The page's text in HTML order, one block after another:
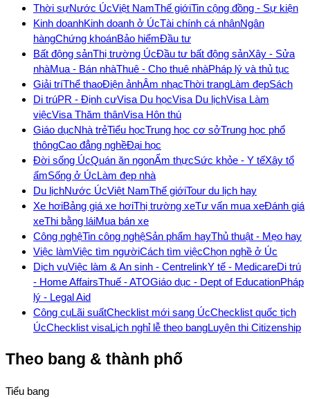
Thời sựNước ÚcViệt NamThế giớiTin cộng đồng - Sự kiện
Kinh doanhKinh doanh ở ÚcTài chính cá nhânNgân
hàngChứng khoánBảo hiểmĐầu tư
Bất động sảnThị trường ÚcĐầu tư bất động sảnXây - Sửa
nhàMua - Bán nhàThuê - Cho thuê nhàPháp lý và thủ tục
Giải tríThể thaoĐiện ảnhÂm nhạcThời trangLàm đẹpSách
Di trúPR - Định cưVisa Du họcVisa Du lịchVisa Làm
việcVisa Thăm thânVisa Hôn thú
Giáo dụcNhà trẻTiểu họcTrung học cơ sởTrung học phổ
thôngCao đẳng nghềĐại học
Đời sống ÚcQuán ăn ngonẨm thựcSức khỏe - Y tếXây tổ
ấmSống ở ÚcLàm đẹp nhà
Du lịchNước ÚcViệt NamThế giớiTour du lịch hay
Xe hơiBảng giá xe hơiThị trường xeTư vấn mua xeĐánh giá
xeThi bằng láiMua bán xe
Công nghệTin công nghệSản phẩm hayThủ thuật - Mẹo hay
Việc làmViệc tìm ngườiCách tìm việcChọn nghề ở Úc
Dịch vụViệc làm & An sinh - CentrelinkY tế - MedicareDi trú
- Home AffairsThuế - ATOGiáo dục - Dept of EducationPháp
lý - Legal Aid
Công cụLãi suấtChecklist mới sang ÚcChecklist quốc tịch
ÚcChecklist visaLịch nghỉ lễ theo bangLuyện thi Citizenship
Theo bang & thành phố
Tiểu bang